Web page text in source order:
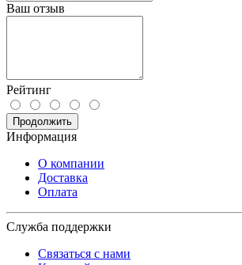
Ваш отзыв
Рейтинг
Продолжить
Информация
О компании
Доставка
Оплата
Служба поддержки
Связаться с нами